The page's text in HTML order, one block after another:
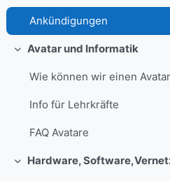
Ankündigungen
Einklappen
Avatar und Informatik
Info für Lehrkräfte
FAQ Avatare
Einklappen